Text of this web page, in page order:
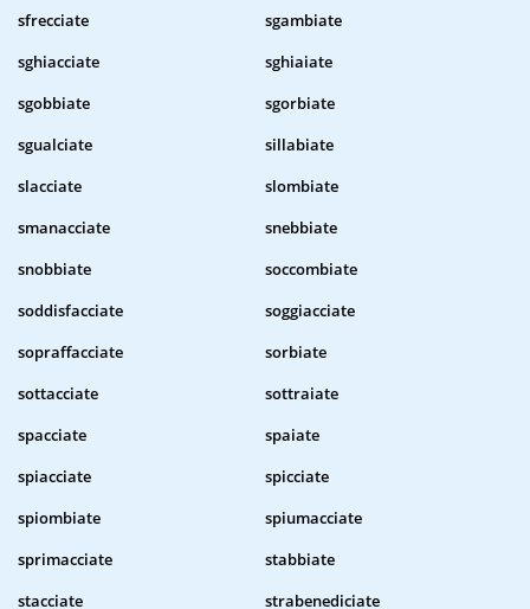
sfrecciate
sgambiate
sghiacciate
sghiaiate
sgobbiate
sgorbiate
sgualciate
sillabiate
slacciate
slombiate
smanacciate
snebbiate
snobbiate
soccombiate
soddisfacciate
soggiacciate
sopraffacciate
sorbiate
sottacciate
sottraiate
spacciate
spaiate
spiacciate
spicciate
spiombiate
spiumacciate
sprimacciate
stabbiate
stacciate
strabenediciate